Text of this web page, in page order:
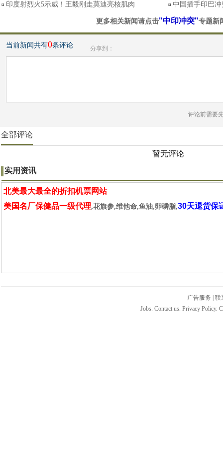
印度射烈火5示威！王毅刚走莫迪亮核肌肉
中国插手印巴
更多相关新闻请点击"中印冲突"专题新
当前新闻共有0条评论 分享到：
评论前需要
全部评论
暂无评论
实用资讯
北美最大最全的折扣机票网站
美国名厂保健品一级代理,花旗参,维他命,鱼油,卵磷脂,30天退货保
广告服务
联
Jobs. Contact us. Privacy Policy.